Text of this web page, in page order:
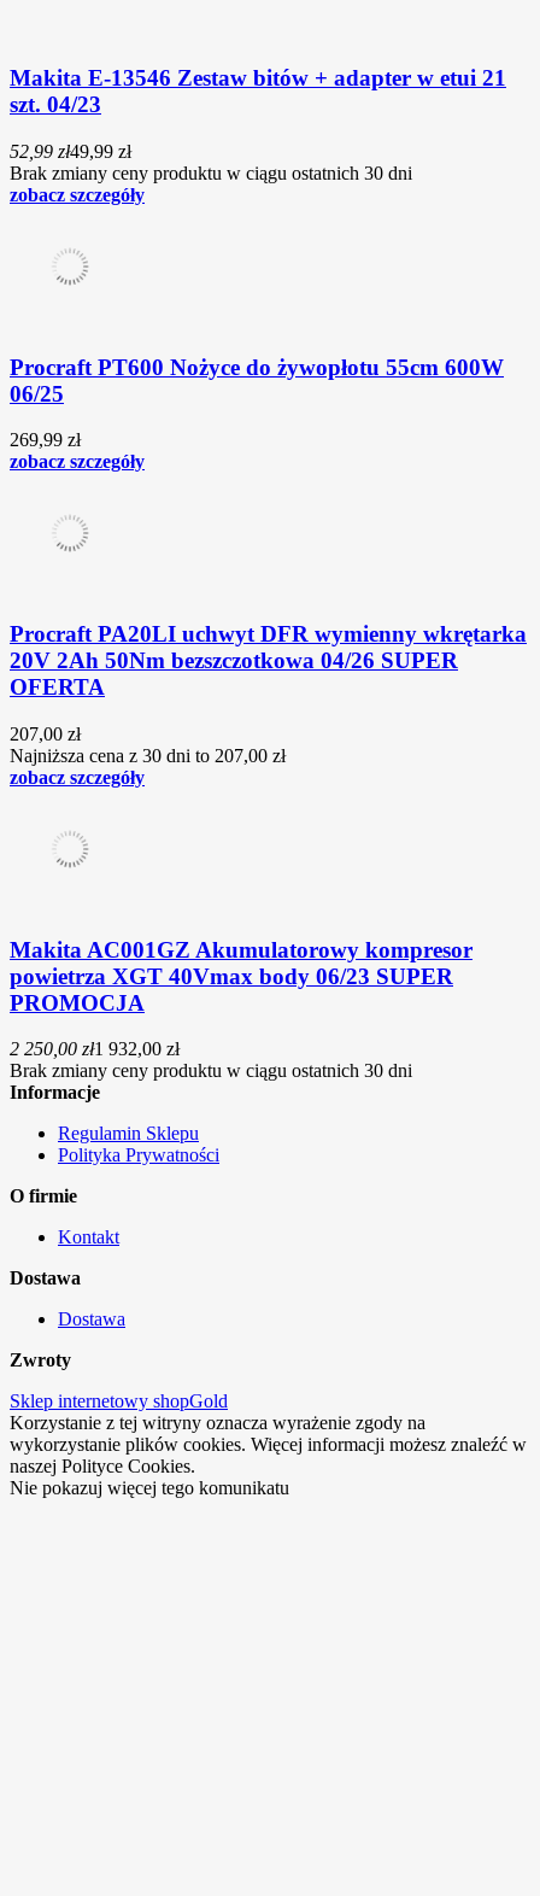
Makita E-13546 Zestaw bitów + adapter w etui 21
szt. 04/23
52,99 zł49,99 zł
Brak zmiany ceny produktu w ciągu ostatnich 30 dni
zobacz szczegóły
Procraft PT600 Nożyce do żywopłotu 55cm 600W
06/25
269,99 zł
zobacz szczegóły
Procraft PA20LI uchwyt DFR wymienny wkrętarka
20V 2Ah 50Nm bezszczotkowa 04/26 SUPER
OFERTA
207,00 zł
Najniższa cena z 30 dni to 207,00 zł
zobacz szczegóły
Makita AC001GZ Akumulatorowy kompresor
powietrza XGT 40Vmax body 06/23 SUPER
PROMOCJA
2 250,00 zł1 932,00 zł
Brak zmiany ceny produktu w ciągu ostatnich 30 dni
Informacje
Regulamin Sklepu
Polityka Prywatności
O firmie
Kontakt
Dostawa
Dostawa
Zwroty
Sklep internetowy shopGold
Korzystanie z tej witryny oznacza wyrażenie zgody na
wykorzystanie plików cookies. Więcej informacji możesz znaleźć w
naszej Polityce Cookies.
Nie pokazuj więcej tego komunikatu